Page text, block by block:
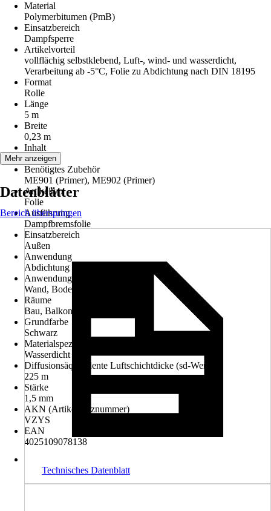
Material
Polymerbitumen (PmB)
Einsatzbereich
Dampfsperre
Artikelvorteil
vollflächig selbstklebend, Luft-, wind- und wasserdicht,
Verarbeitung ab -5°C, Folie zu Abdichtung nach DIN 18195
Format
Rolle
Länge
5 m
Breite
0,23 m
Inhalt
1,15 m²
Benötigtes Zubehör
ME901 (Primer), ME902 (Primer)
Artikeltyp
Folie
Ausführung
Dampfbremsfolie
Einsatzbereich
Außen
Anwendung
Abdichtung
Anwendungsbereich
Wand, Boden
Räume
Bau, Balkon
Grundfarbe
Schwarz
Materialspezifizierung
Wasserdicht
Diffusionsäquivalente Luftschichtdicke (sd-Wert)
225 m
Stärke
1,5 mm
AKN (Artikelkurznummer)
VZYS
EAN
4025109078138
Mehr anzeigen
Datenblätter
Bereich überspringen
Technisches Datenblatt